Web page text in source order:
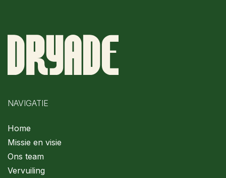
NAVIGATIE
Home​
Missie en visie
Ons team
Vervuiling